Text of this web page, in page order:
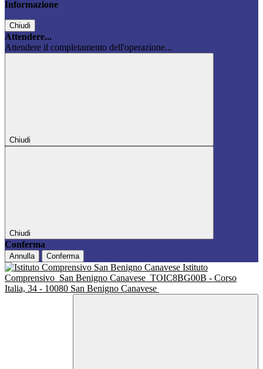
Informazione
Chiudi
Attendere...
Attendere il completamento dell'operazione...
Chiudi
Chiudi
Conferma
Annulla Conferma
Istituto
Comprensivo San Benigno Canavese TOIC8BG00B - Corso
Italia, 34 - 10080 San Benigno Canavese